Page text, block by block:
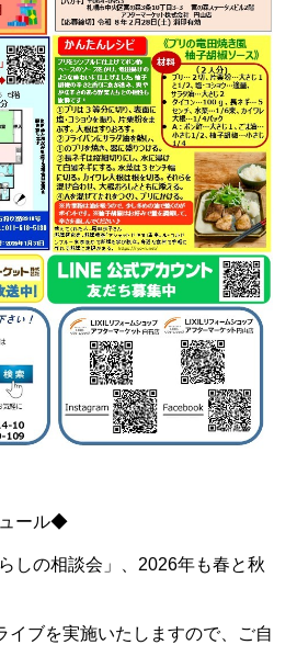
ール◆
しの相談会」、2026年も春と秋
イブを実施いたしますので、ご自